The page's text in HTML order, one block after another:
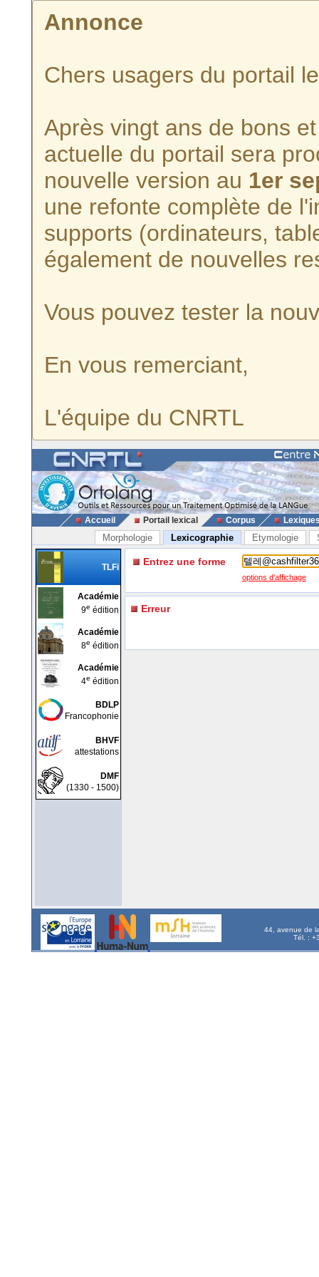
Annonce
Chers usagers du portail
Après vingt ans de bons
actuelle du portail sera
nouvelle version au 1er
une refonte complète de
supports (ordinateurs,
également de nouvelles
Vous pouvez tester la
En vous remerciant,
L'équipe du CNRTL
Accueil Portail lexical Corpus
Morphologie Lexicographie Etymologie
TLFi
Académie
9e édition
Académie
8e édition
Académie
4e édition
BDLP
Francophonie
BHVF
attestations
DMF
(1330 - 1500)
Entrez une forme
options d'affichage
Erreur
44, avenue de
Tél. :